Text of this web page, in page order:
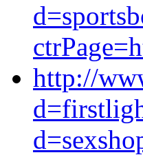
http://